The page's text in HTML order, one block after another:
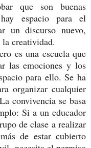
que son buenas
espacio para el
un discurso nuevo,
creatividad.
escuela que
las emociones y los
para ello. Se ha
organizar cualquier
convivencia se basa
Si a un educador
de clase a realizar
de estar cubierto